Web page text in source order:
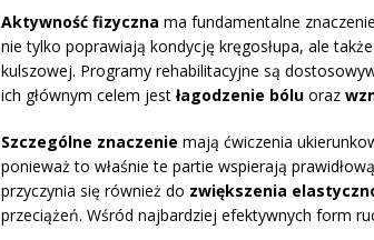
Aktywność fizyczna ma fundamentalne
nie tylko poprawiają kondycję kręgosłupa, ale
kulszowej. Programy rehabilitacyjne są
ich głównym celem jest łagodzenie bólu oraz
Szczególne znaczenie mają ćwiczenia
ponieważ to właśnie te partie wspierają
przyczynia się również do zwiększenia
przeciążeń. Wśród najbardziej efektywnych form